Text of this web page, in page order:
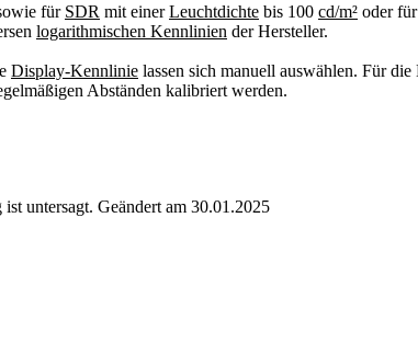
für SDR mit einerLeuchtdichte bis 100 cd/m² oder für
logarithmischen Kennlinien der Hersteller.
Display-Kennlinie lassen sich manuell auswählen. Für
Abständen kalibriert werden.
untersagt. Geändert am 30.01.2025